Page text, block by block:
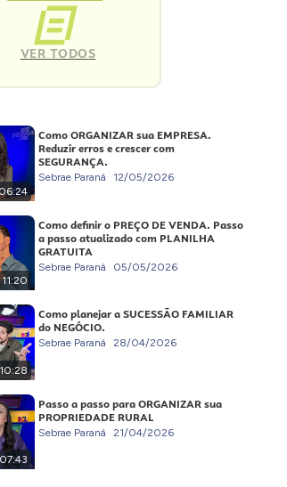
VER TODOS
Como ORGANIZAR sua EMPRESA.
Reduzir erros e crescer com
SEGURANÇA.
Sebrae Paraná 12/05/2026
11:20
Como definir o PREÇO DE VENDA. Passo
a passo atualizado com PLANILHA
GRATUITA
Sebrae Paraná 05/05/2026
10:28
Como planejar a SUCESSÃO FAMILIAR
do NEGÓCIO.
Sebrae Paraná 28/04/2026
07:43
Passo a passo para ORGANIZAR sua
PROPRIEDADE RURAL
Sebrae Paraná 21/04/2026